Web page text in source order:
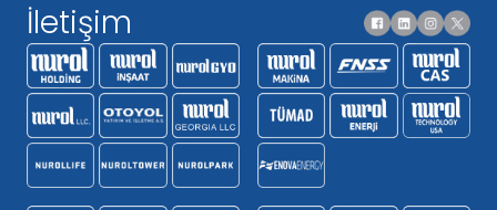
İletişim